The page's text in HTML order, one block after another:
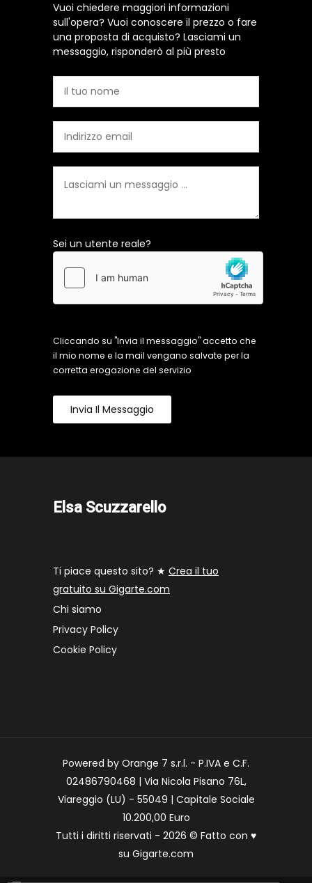
Vuoi chiedere maggiori informazioni
sull'opera? Vuoi conoscere il prezzo o fare
una proposta di acquisto? Lasciami un
messaggio, risponderò al più presto
Sei un utente reale?
Cliccando su "Invia il messaggio" accetto che
il mio nome e la mail vengano salvate per la
corretta erogazione del servizio
Invia Il Messaggio
Elsa Scuzzarello
Ti piace questo sito? ★ Crea il tuo
gratuito su Gigarte.com
Chi siamo
Privacy Policy
Cookie Policy
Powered by Orange 7 s.r.l. - P.IVA e C.F.
02486790468 | Via Nicola Pisano 76L,
Viareggio (LU) - 55049 | Capitale Sociale
10.200,00 Euro
Tutti i diritti riservati - 2026 © Fatto con ♥
su Gigarte.com